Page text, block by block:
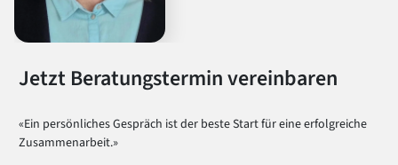
Jetzt Beratungstermin vereinbaren
«Ein persönliches Gespräch ist der beste Start für eine erfolgreiche
Zusammenarbeit.»